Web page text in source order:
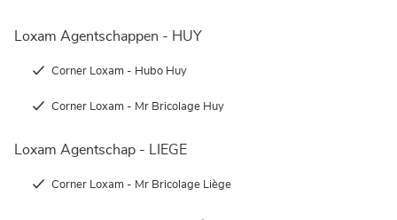
Loxam Agentschappen - HUY
Corner Loxam - Hubo Huy
Corner Loxam - Mr Bricolage Huy
Loxam Agentschap - LIEGE
Corner Loxam - Mr Bricolage Liège